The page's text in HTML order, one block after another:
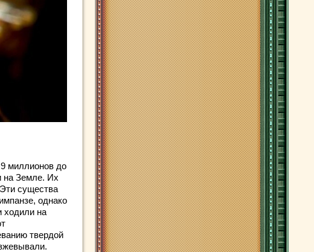
9 миллионов до
на Земле. Их
существа
однако
ходили на
твердой